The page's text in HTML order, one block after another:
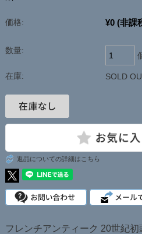
価格: ¥0 (非課
数量:
在庫: SOLD
返品についての詳細はこちら
フレンチアンティーク 20世紀